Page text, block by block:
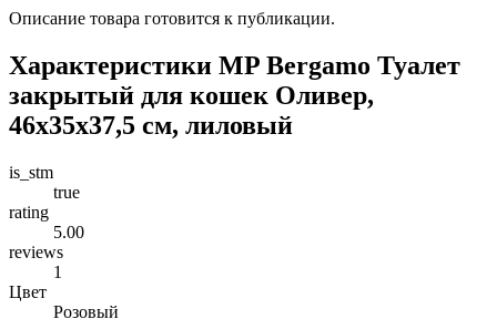
Описание товара готовится к публикации.
Характеристики MP Bergamo Туалет
закрытый для кошек Оливер,
46х35х37,5 см, лиловый
is_stm
true
rating
5.00
reviews
1
Цвет
Розовый